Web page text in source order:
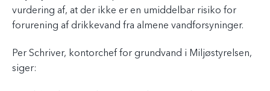
vurdering af, at der ikke er en umiddelbar risiko for
forurening af drikkevand fra almene vandforsyninger.
Per Schriver, kontorchef for grundvand i Miljøstyrelsen,
siger: